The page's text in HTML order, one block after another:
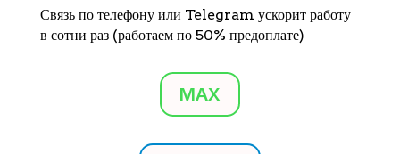
Связь по телефону или Telegram ускорит работу
в сотни раз (работаем по 50% предоплате)
MAX